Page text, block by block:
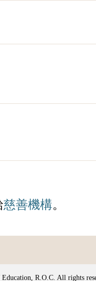
慈善機構。
R.O.C. All rights